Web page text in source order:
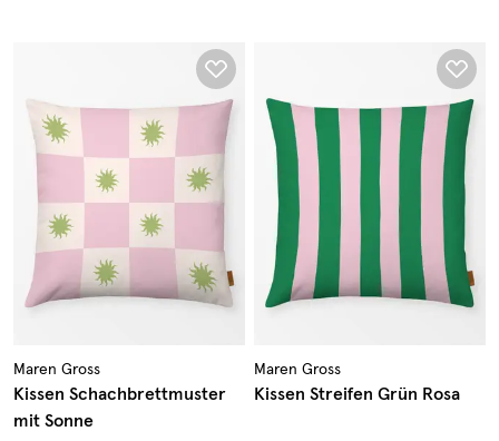
Maren Gross
Kissen Schachbrettmuster
mit Sonne
Maren Gross
Kissen Streifen Grün Rosa